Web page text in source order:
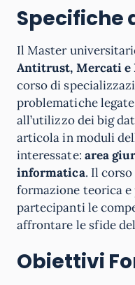
Specifiche
Il Master
Antitrust, Mercati e
corso di
problematiche
all’utilizzo dei big
articola in moduli
interessate: area
informatica. Il corso
formazione teorica
partecipanti le
affrontare le sfide
Obiettivi